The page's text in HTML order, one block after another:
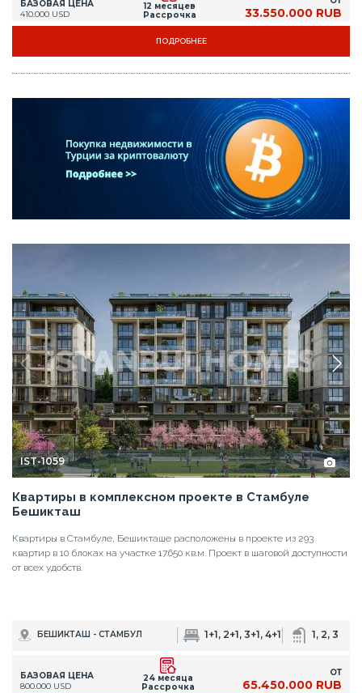
БАЗОВАЯ ЦЕНА
410.000 USD
12 месяцев
Рассрочка
33.550.000 RUB
ПОДРОБНЕЕ
IST-1059
Квартиры в комплексном проекте в Стамбуле
Бешикташ
Квартиры в Стамбуле, Бешикташе расположены в проекте из 293
квартир в 10 блоках на участке 17.650 кв.м. Проект в шаговой доступности
от всех удобств.
БЕШИКТАШ - СТАМБУЛ 1+1, 2+1, 3+1, 4+1 1, 2, 3
БАЗОВАЯ ЦЕНА
800.000 USD
24 месяца
Рассрочка
ОТ
65.450.000 RUB